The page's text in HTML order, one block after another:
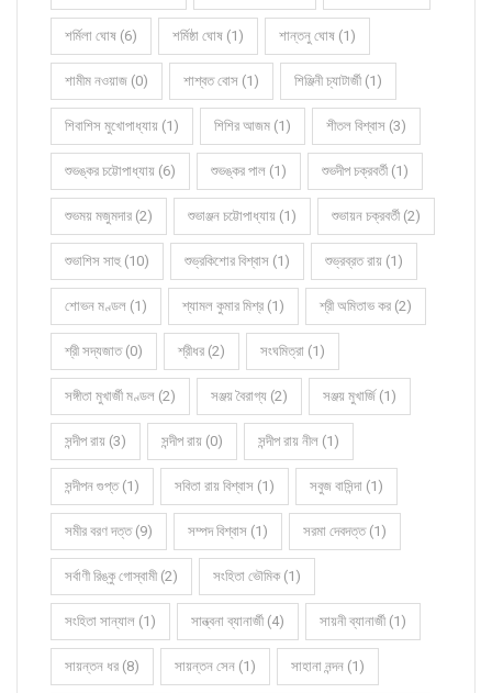
শর্মিলা ঘোষ (6) শর্মিষ্ঠা ঘোষ (1) শান্তনু ঘোষ (1)
শামীম নওয়াজ (0) শাশ্বত বোস (1) শিঞ্জিনী চ্যাটার্জী (1)
শিবাশিস মুখোপাধ্যায় (1) শিশির আজম (1) শীতল বিশ্বাস (3)
শুভঙ্কর চট্টোপাধ্যায় (6) শুভঙ্কর পাল (1) শুভদীপ চক্রবর্তী (1)
শুভময় মজুমদার (2) শুভাঞ্জন চট্টোপাধ্যায় (1) শুভায়ন চক্রবর্তী (2)
শুভাশিস সাহু (10) শুভ্রকিশোর বিশ্বাস (1) শুভ্রব্রত রায় (1)
শোভন মণ্ডল (1) শ্যামল কুমার মিশ্র (1) শ্রী অমিতাভ কর (2)
শ্রী সদ্যজাত (0) শ্রীধর (2) সংঘমিত্রা (1)
সঙ্গীতা মুখার্জী মণ্ডল (2) সঞ্জয় বৈরাগ্য (2) সঞ্জয় মুখার্জি (1)
সন্দীপ রায় (3) সন্দীপ রায় (0) সন্দীপ রায় নীল (1)
সন্দীপন গুপ্ত (1) সবিতা রায় বিশ্বাস (1) সবুজ বাসিন্দা (1)
সমীর বরণ দত্ত (9) সম্পদ বিশ্বাস (1) সরমা দেবদত্ত (1)
সর্বাণী রিঙ্কু গোস্বামী (2) সংহিতা ভৌমিক (1)
সংহিতা সান্যাল (1) সান্ত্বনা ব্যানার্জী (4) সায়নী ব্যানার্জী (1)
সায়ন্তন ধর (8) সায়ন্তন সেন (1) সাহানা নন্দন (1)